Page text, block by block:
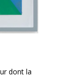
dont la